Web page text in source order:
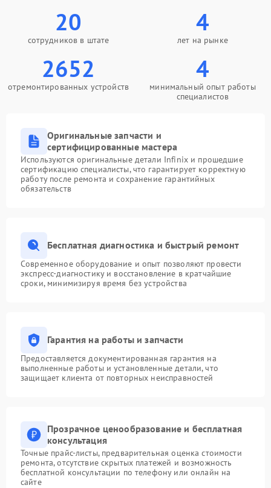
20
сотрудников в штате
4
лет на рынке
2652
отремонтированных устройств
4
минимальный опыт работы
специалистов
Оригинальные запчасти и
сертифицированные мастера
Используются оригинальные детали Infinix и прошедшие
сертификацию специалисты, что гарантирует корректную
работу после ремонта и сохранение гарантийных
обязательств
Бесплатная диагностика и быстрый ремонт
Современное оборудование и опыт позволяют провести
экспресс-диагностику и восстановление в кратчайшие
сроки, минимизируя время без устройства
Гарантия на работы и запчасти
Предоставляется документированная гарантия на
выполненные работы и установленные детали, что
защищает клиента от повторных неисправностей
Прозрачное ценообразование и бесплатная
консультация
Точные прайс-листы, предварительная оценка стоимости
ремонта, отсутствие скрытых платежей и возможность
бесплатной консультации по телефону или онлайн на
сайте